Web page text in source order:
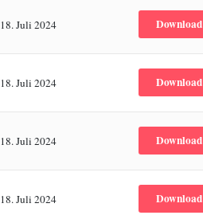
18. Juli 2024 Download
18. Juli 2024 Download
18. Juli 2024 Download
18. Juli 2024 Download